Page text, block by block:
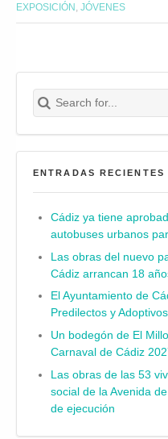
EXPOSICIÓN JÓVENES
Search for:
Buscar
ENTRADAS RECIENTES
Cádiz ya tiene
autobuses urbanos
Las obras del nuevo
Cádiz arrancan 18
El Ayuntamiento de
Predilectos y
Un bodegón de El
Carnaval de Cádiz
Las obras de las 53
social de la Avenida
de ejecución